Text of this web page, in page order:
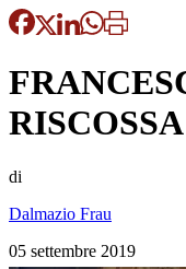
RISCOSSA
di
Dalmazio Frau
05 settembre 2019